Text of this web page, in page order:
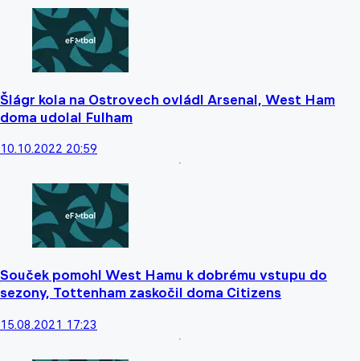
Šlágr kola na Ostrovech ovládl Arsenal, West Ham
doma udolal Fulham
10.10.2022 20:59
Souček pomohl West Hamu k dobrému vstupu do
sezony, Tottenham zaskočil doma Citizens
15.08.2021 17:23